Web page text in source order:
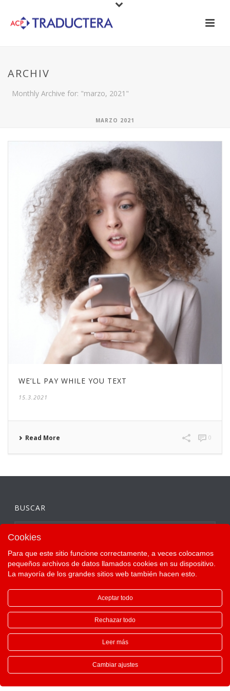
ARCHIV
Monthly Archive for: "marzo, 2021"
MARZO 2021
WE’LL PAY WHILE YOU TEXT
15.3.2021
Read More 0
BUSCAR
Copyright All Rights Reserved ©
Cookies
Para que este sitio funcione correctamente, a veces colocamos
pequeños archivos de datos llamados cookies en su dispositivo.
La mayoría de los grandes sitios web también hacen esto.
Aceptar todo
Rechazar todo
Leer más
Cambiar ajustes
Deutsch Français